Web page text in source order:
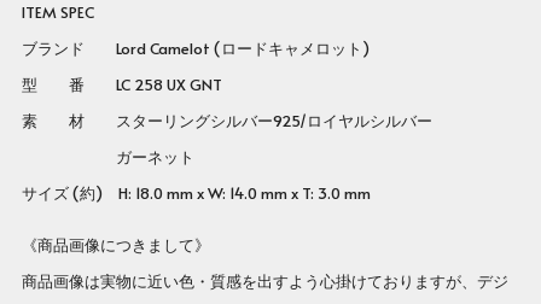
ITEM SPEC
ブランド Lord Camelot (ロードキャメロット)
型 番 LC 258 UX GNT
素 材 スターリングシルバー925/ロイヤルシルバー
ガーネット
サイズ (約) H: 18.0 mm x W: 14.0 mm x T: 3.0 mm
《商品画像につきまして》
商品画像は実物に近い色・質感を出すよう心掛けておりますが、デジ